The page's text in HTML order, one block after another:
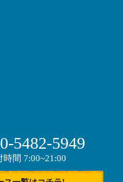
5482-5949
時間 7:00~21:00